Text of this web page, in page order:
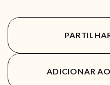
ADICIONAR